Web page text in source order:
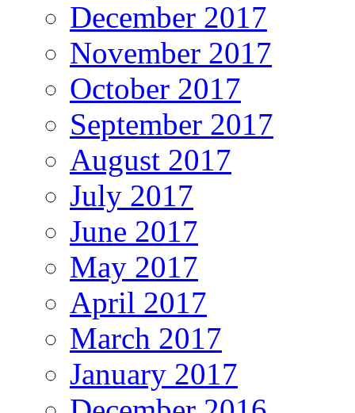
December 2017
November 2017
October 2017
September 2017
August 2017
July 2017
June 2017
May 2017
April 2017
March 2017
January 2017